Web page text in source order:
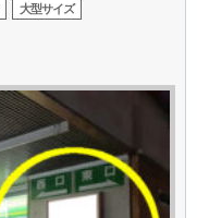
大型サイズ